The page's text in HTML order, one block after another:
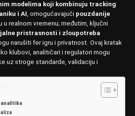
modelima koji kombinuju tracking
i AI, omogućavajući pouzdanije
u realnom vremenu; međutim, ključni
pristrasnosti i zloupotreba
narušiti fer igru i privatnost. Ovaj kratak
klubovi, analitičari i regulatori mogu
uz stroge standarde, validaciju i